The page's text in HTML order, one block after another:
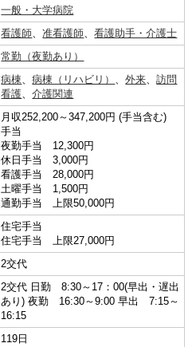
一般・大学病院
看護師 、准看護師 、看護助手・介護士
常勤（夜勤あり）
病棟 、病棟（リハビリ） 、外来 、訪問
看護 、介護関連
月収252,200～347,200円 (手当含む)
手当
夜勤手当 12,300円
休日手当 3,000円
看護手当 28,000円
土曜手当 1,500円
通勤手当 上限50,000円
住宅手当
住宅手当 上限27,000円
2交代
2交代 日勤 8:30～17：00(早出・遅出
あり) 夜勤 16:30～9:00 早出 7:15～
16:15
119日